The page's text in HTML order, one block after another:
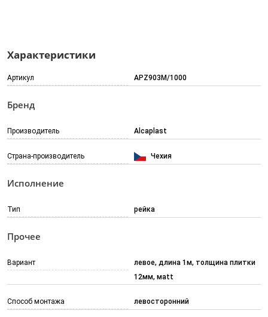
Характеристики
Артикул APZ903M/1000
Бренд
Производитель Alcaplast
Страна-производитель Чехия
Исполнение
Тип рейка
Прочее
Вариант
левое, длина 1м, толщина плитки
12мм, мatt
Способ монтажа левосторонний